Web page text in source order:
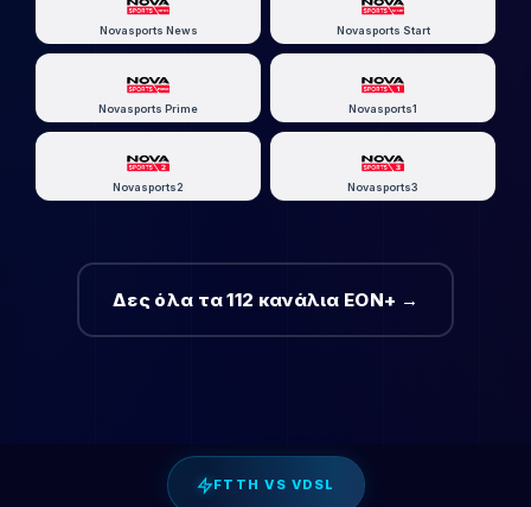
Novasports News Novasports Start
Novasports Prime Novasports1
Novasports2 Novasports3
Δες όλα τα 112 κανάλια EON+ →
FTTH VS VDSL